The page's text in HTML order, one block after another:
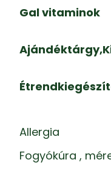
Gal vitaminok
Allergia
Fogyókúra ,